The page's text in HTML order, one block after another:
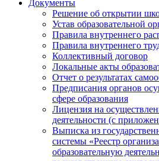
Документы
Решение об открытии
Устав образовательной
Правила внутреннего
Правила внутреннего
Коллективный договор
Локальные акты
Отчет о результатах
Предписания органов
сфере образования
Лицензия на
деятельности (с
Выписка из
системы «Реестр
образовательную